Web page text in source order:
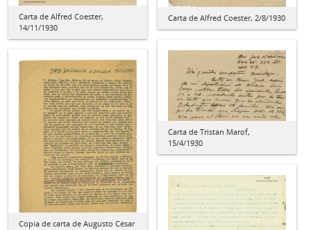
Carta de Alfred Coester,
14/11/1930
Carta de Alfred Coester, 2/8/1930
Carta de Tristan Marof,
15/4/1930
Copia de carta de Augusto César